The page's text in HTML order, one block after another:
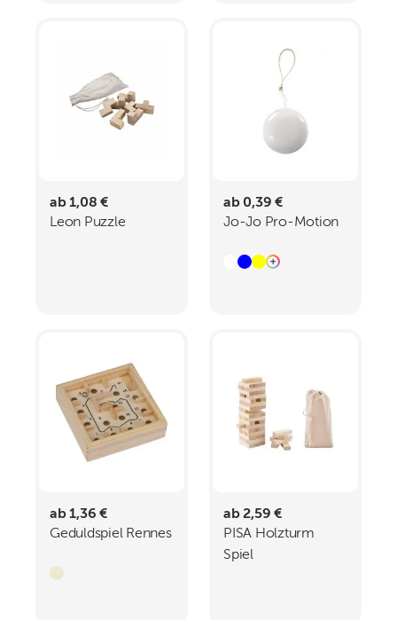
ab 1,08 €
Leon Puzzle
ab 0,39 €
Jo-Jo Pro-Motion
ab 1,36 €
Geduldspiel Rennes
ab 2,59 €
PISA Holzturm
Spiel